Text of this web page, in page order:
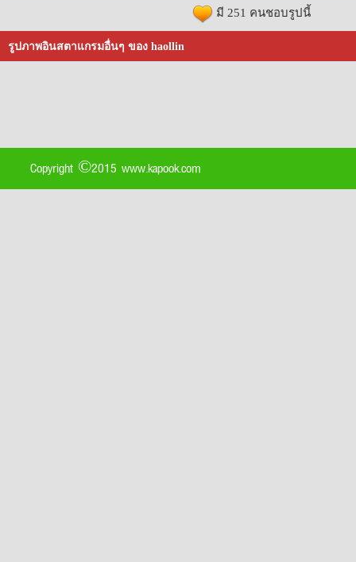
มี 251 คนชอบรูปนี้
รูปภาพอินสตาแกรมอื่นๆ ของ haollin
Copyright ©2015 www.kapook.com